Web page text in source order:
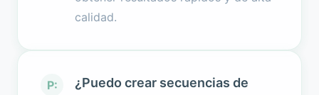
calidad.
P:
¿Puedo crear secuencias de